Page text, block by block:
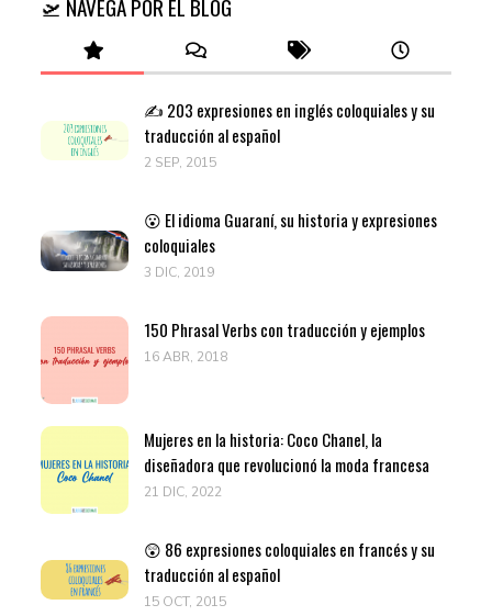
🛫 NAVEGA POR EL BLOG
✍️ 203 expresiones en inglés coloquiales y su
traducción al español
2 SEP, 2015
😮 El idioma Guaraní, su historia y expresiones
coloquiales
3 DIC, 2019
150 Phrasal Verbs con traducción y ejemplos
16 ABR, 2018
Mujeres en la historia: Coco Chanel, la
diseñadora que revolucionó la moda francesa
21 DIC, 2022
😲 86 expresiones coloquiales en francés y su
traducción al español
15 OCT, 2015